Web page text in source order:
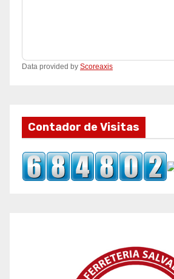
Data provided by Scoreaxis
Contador de Visitas